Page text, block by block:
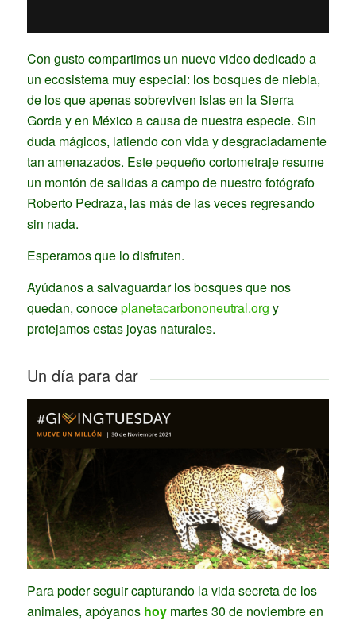
Con gusto compartimos un nuevo video dedicado a
un ecosistema muy especial: los bosques de niebla,
de los que apenas sobreviven islas en la Sierra
Gorda y en México a causa de nuestra especie. Sin
duda mágicos, latiendo con vida y desgraciadamente
tan amenazados. Este pequeño cortometraje resume
un montón de salidas a campo de nuestro fotógrafo
Roberto Pedraza, las más de las veces regresando
sin nada.
Esperamos que lo disfruten.
Ayúdanos a salvaguardar los bosques que nos
quedan, conoceplanetacarbononeutral.org y
protejamos estas joyas naturales.
Un día para dar
Para poder seguir capturando la vida secreta de los
animales, apóyanos hoymartes 30 de noviembre en